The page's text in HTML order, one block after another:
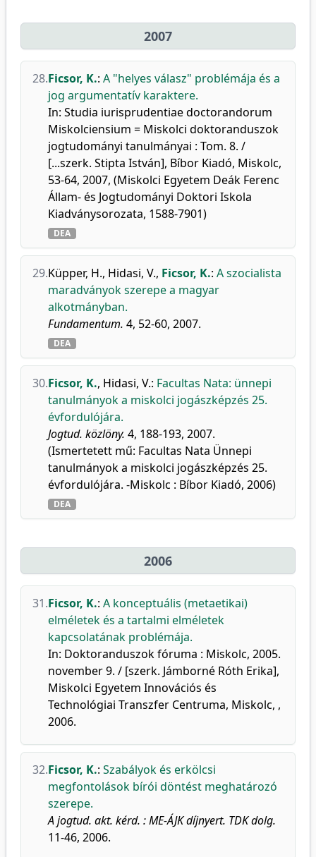
2007
28.Ficsor, K.: A "helyes válasz" problémája és a
jog argumentatív karaktere.
In: Studia iurisprudentiae doctorandorum
Miskolciensium = Miskolci doktoranduszok
jogtudományi tanulmányai : Tom. 8. /
[...szerk. Stipta István], Bíbor Kiadó, Miskolc,
53-64, 2007, (Miskolci Egyetem Deák Ferenc
Állam- és Jogtudományi Doktori Iskola
Kiadványsorozata, 1588-7901)
DEA
29.Küpper, H., Hidasi, V., Ficsor, K.: A szocialista
maradványok szerepe a magyar
alkotmányban.
Fundamentum. 4, 52-60, 2007.
DEA
30.Ficsor, K., Hidasi, V.: Facultas Nata: ünnepi
tanulmányok a miskolci jogászképzés 25.
évfordulójára.
Jogtud. közlöny. 4, 188-193, 2007.
(Ismertetett mű: Facultas Nata Ünnepi
tanulmányok a miskolci jogászképzés 25.
évfordulójára. -Miskolc : Bíbor Kiadó, 2006)
DEA
2006
31.Ficsor, K.: A konceptuális (metaetikai)
elméletek és a tartalmi elméletek
kapcsolatának problémája.
In: Doktoranduszok fóruma : Miskolc, 2005.
november 9. / [szerk. Jámborné Róth Erika],
Miskolci Egyetem Innovációs és
Technológiai Transzfer Centruma, Miskolc, ,
2006.
32.Ficsor, K.: Szabályok és erkölcsi
megfontolások bírói döntést meghatározó
szerepe.
A jogtud. akt. kérd. : ME-ÁJK díjnyert. TDK dolg.
11-46, 2006.